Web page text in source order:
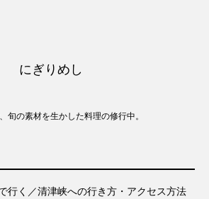
にぎりめし
旬の素材を生かした料理の修行中。
行く／清津峡への行き方・アクセス方法